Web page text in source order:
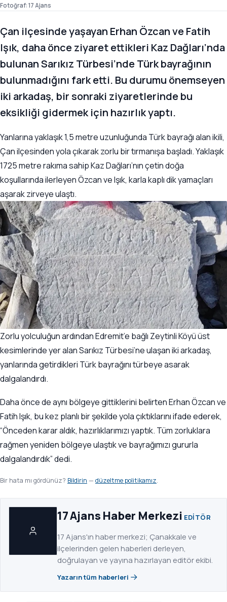
Fotoğraf: 17 Ajans
Çan ilçesinde yaşayan Erhan Özcan ve Fatih
Işık, daha önce ziyaret ettikleri Kaz Dağları’nda
bulunan Sarıkız Türbesi’nde Türk bayrağının
bulunmadığını fark etti. Bu durumu önemseyen
iki arkadaş, bir sonraki ziyaretlerinde bu
eksikliği gidermek için hazırlık yaptı.
Yanlarına yaklaşık 1,5 metre uzunluğunda Türk bayrağı alan ikili,
Çan ilçesinden yola çıkarak zorlu bir tırmanışa başladı. Yaklaşık
1725 metre rakıma sahip Kaz Dağları’nın çetin doğa
koşullarında ilerleyen Özcan ve Işık, karla kaplı dik yamaçları
aşarak zirveye ulaştı.
Zorlu yolculuğun ardından Edremit’e bağlı Zeytinli Köyü üst
kesimlerinde yer alan Sarıkız Türbesi’ne ulaşan iki arkadaş,
yanlarında getirdikleri Türk bayrağını türbeye asarak
dalgalandırdı.
Daha önce de aynı bölgeye gittiklerini belirten Erhan Özcan ve
Fatih Işık, bu kez planlı bir şekilde yola çıktıklarını ifade ederek,
“Önceden karar aldık, hazırlıklarımızı yaptık. Tüm zorluklara
rağmen yeniden bölgeye ulaştık ve bayrağımızı gururla
dalgalandırdık” dedi.
Bir hata mı gördünüz? Bildirin — düzeltme politikamız.
17 Ajans Haber Merkezi EDITÖR
17 Ajans'ın haber merkezi; Çanakkale ve
ilçelerinden gelen haberleri derleyen,
doğrulayan ve yayına hazırlayan editör ekibi.
Yazarın tüm haberleri